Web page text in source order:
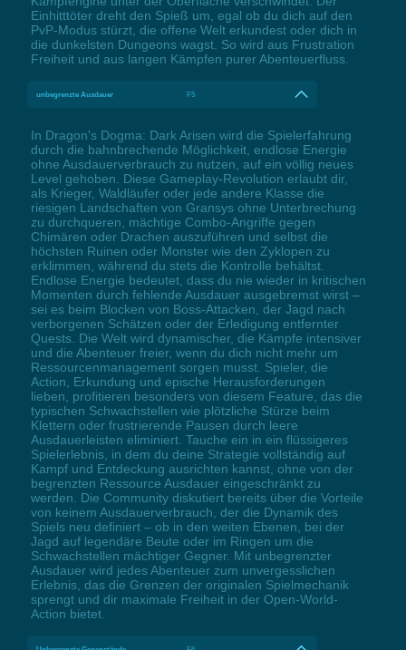
Einhitttöter dreht den Spieß um, egal ob du dich auf den
PvP-Modus stürzt, die offene Welt erkundest oder dich in
die dunkelsten Dungeons wagst. So wird aus Frustration
Freiheit und aus langen Kämpfen purer Abenteuerfluss.
unbegrenzte Ausdauer F5
In Dragon's Dogma: Dark Arisen wird die Spielerfahrung
durch die bahnbrechende Möglichkeit, endlose Energie
ohne Ausdauerverbrauch zu nutzen, auf ein völlig neues
Level gehoben. Diese Gameplay-Revolution erlaubt dir,
als Krieger, Waldläufer oder jede andere Klasse die
riesigen Landschaften von Gransys ohne Unterbrechung
zu durchqueren, mächtige Combo-Angriffe gegen
Chimären oder Drachen auszuführen und selbst die
höchsten Ruinen oder Monster wie den Zyklopen zu
erklimmen, während du stets die Kontrolle behältst.
Endlose Energie bedeutet, dass du nie wieder in kritischen
Momenten durch fehlende Ausdauer ausgebremst wirst –
sei es beim Blocken von Boss-Attacken, der Jagd nach
verborgenen Schätzen oder der Erledigung entfernter
Quests. Die Welt wird dynamischer, die Kämpfe intensiver
und die Abenteuer freier, wenn du dich nicht mehr um
Ressourcenmanagement sorgen musst. Spieler, die
Action, Erkundung und epische Herausforderungen
lieben, profitieren besonders von diesem Feature, das die
typischen Schwachstellen wie plötzliche Stürze beim
Klettern oder frustrierende Pausen durch leere
Ausdauerleisten eliminiert. Tauche ein in ein flüssigeres
Spielerlebnis, in dem du deine Strategie vollständig auf
Kampf und Entdeckung ausrichten kannst, ohne von der
begrenzten Ressource Ausdauer eingeschränkt zu
werden. Die Community diskutiert bereits über die Vorteile
von keinem Ausdauerverbrauch, der die Dynamik des
Spiels neu definiert – ob in den weiten Ebenen, bei der
Jagd auf legendäre Beute oder im Ringen um die
Schwachstellen mächtiger Gegner. Mit unbegrenzter
Ausdauer wird jedes Abenteuer zum unvergesslichen
Erlebnis, das die Grenzen der originalen Spielmechanik
sprengt und dir maximale Freiheit in der Open-World-
Action bietet.